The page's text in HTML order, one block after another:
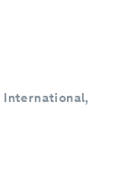
International,